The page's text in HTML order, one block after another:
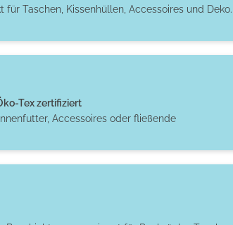
Taschen, Kissenhüllen, Accessoires und Deko.
Tex zertifiziert
Accessoires oder fließende